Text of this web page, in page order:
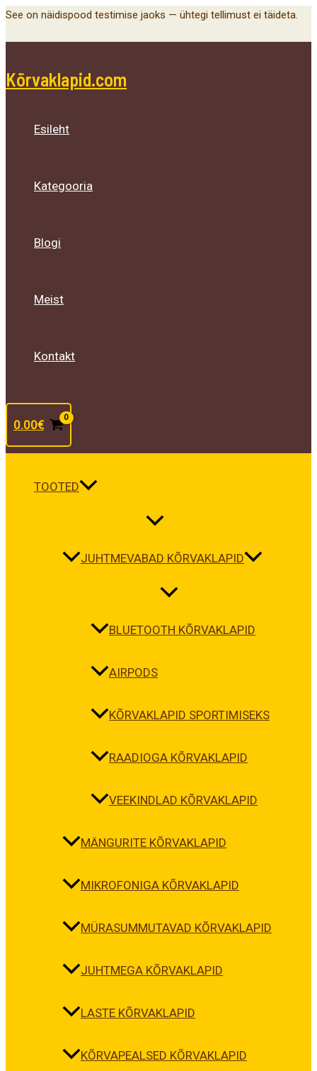
Skip
See on näidispood testimise jaoks — ühtegi tellimust ei täideta.
Kõrvaklapid.com
Esileht
Kategooria
Blogi
Meist
Kontakt
0.00€
TOOTED
Menu
Toggle
JUHTMEVABAD KÕRVAKLAPID
Menu
Toggle
BLUETOOTH KÕRVAKLAPID
AIRPODS
KÕRVAKLAPID SPORTIMISEKS
RAADIOGA KÕRVAKLAPID
VEEKINDLAD KÕRVAKLAPID
MÄNGURITE KÕRVAKLAPID
MIKROFONIGA KÕRVAKLAPID
MÜRASUMMUTAVAD KÕRVAKLAPID
JUHTMEGA KÕRVAKLAPID
LASTE KÕRVAKLAPID
KÕRVAPEALSED KÕRVAKLAPID
Menu
Toggle
Main
Menu